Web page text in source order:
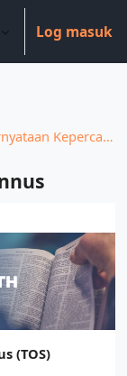
input
Log masuk
Pernyataan Kepercayaan Kami
(TOS)